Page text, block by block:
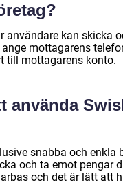
kan skicka
mottagarens
till mottagarens konto.
använda
snabba och enkla
och ta emot pengar
och det är lätt att